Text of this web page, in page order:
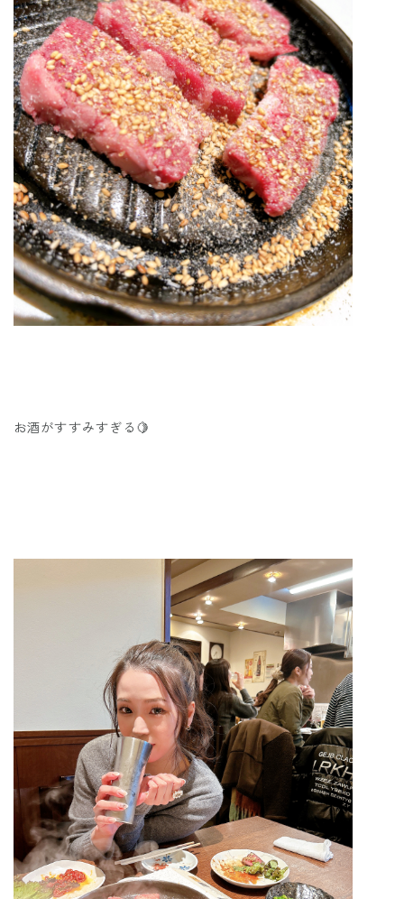
お酒がすすみすぎる🍋